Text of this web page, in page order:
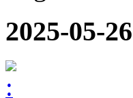
2025-05-26